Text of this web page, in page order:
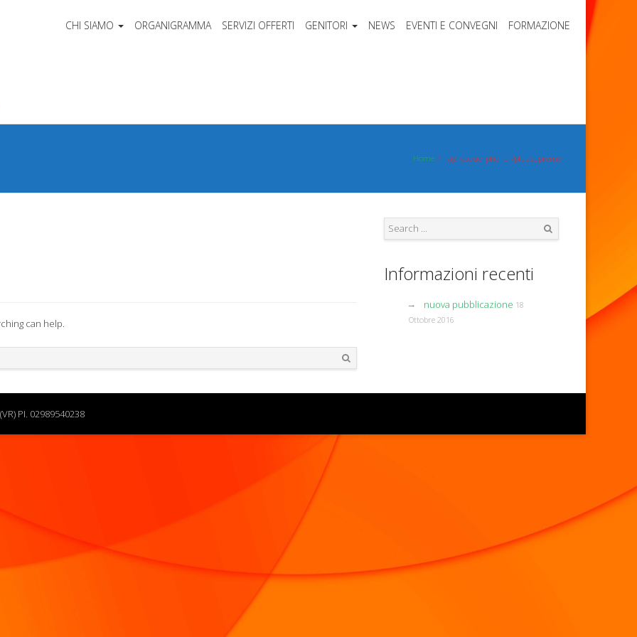
CHI SIAMO ORGANIGRAMMA SERVIZI OFFERTI GENITORI NEWS EVENTI E CONVEGNI FORMAZIONE
Home Tag: coque iphone 7plus supreme
can help.
Informazioni recenti
nuova pubblicazione 18
Ottobre 2016
PI. 02989540238